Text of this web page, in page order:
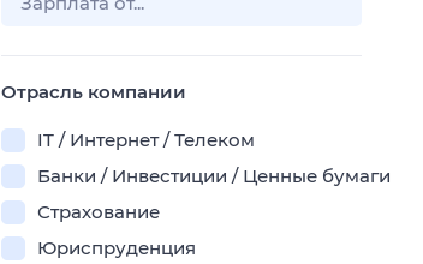
Отрасль компании
IT / Интернет / Телеком
Банки / Инвестиции / Ценные бумаги
Страхование
Юриспруденция